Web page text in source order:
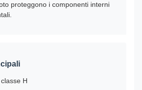
proteggono i componenti interni
H